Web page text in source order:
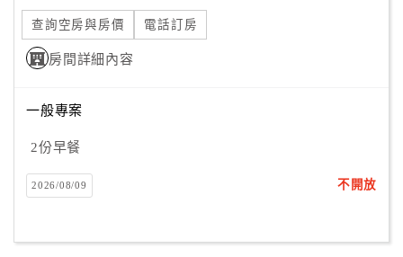
單
管
理
員
戶
客
查詢空房與房價 電話訂房
房間詳細內容
一般專案
2份早餐
2026/08/09 不開放